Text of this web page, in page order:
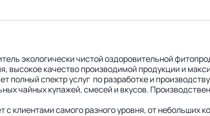
экологически чистой оздоровительной
высокое качество производимой продукции и
полный спектр услуг по разработке и
чайных купажей, смесей и вкусов.
клиентами самого разного уровня, от небольших